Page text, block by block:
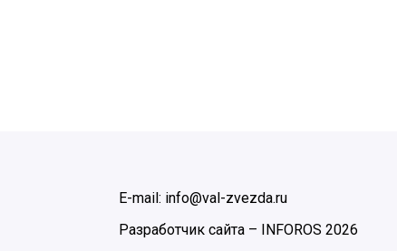
E-mail: info@val-zvezda.ru
Разработчик сайта – INFOROS 2026